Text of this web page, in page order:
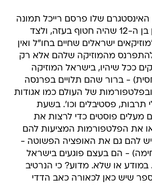
שלו פרסם רייכל תמונה
של ארז קלדרון בן ה-12 שהיה חטוף בעזה, ולצד
ישראלים שחיים בחו"ל ואין
מהמוזיקה שלהם אלא רק
ככל שיהיו, בישראל המוזיקה
- ברור שהם תלויים בפרנסה
של העולם כמו אגודות
תרבות, פסטיבלים וכו'. בשעת
פוסטים כדי לרצות את
את הפלטפורמות המציעות להם
להם גם את האופציה הפשוטה -
- הם בעצם פוגעים בישראל
או שלא. מדוע? כי הנרטיב
שיש כאן לכאורה כאב הדדי